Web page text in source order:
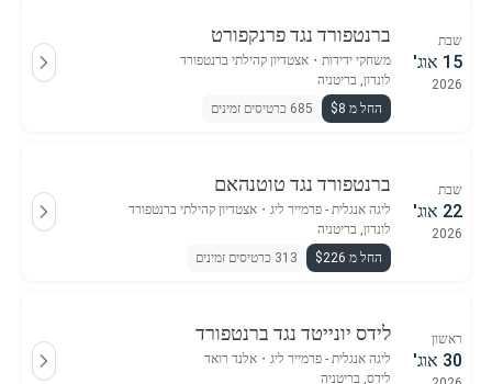
שבת
15 אוג'
2026
ברנטפורד נגד פרנקפורט
משחקי ידידות ・ אצטדיון קהילתי ברנטפורד
לונדון, בריטניה
החל מ $8
685 כרטיסים זמינים
שבת
22 אוג'
2026
ברנטפורד נגד טוטנהאם
ליגה אנגלית - פרמייר ליג ・ אצטדיון קהילתי ברנטפורד
לונדון, בריטניה
החל מ $226
313 כרטיסים זמינים
ראשון
30 אוג'
לידס יונייטד נגד ברנטפורד
ליגה אנגלית - פרמייר ליג ・ אלנד רואד
לידס, בריטניה